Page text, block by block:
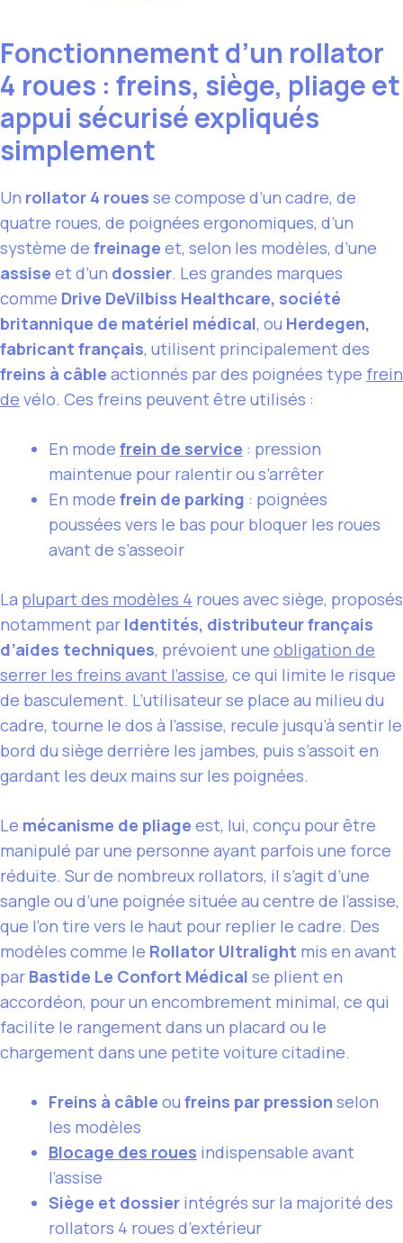
Fonctionnement d’un rollator
4 roues : freins, siège, pliage et
appui sécurisé expliqués
simplement
Un rollator 4 roues se compose d’un cadre, de
quatre roues, de poignées ergonomiques, d’un
système de freinage et, selon les modèles, d’une
assise et d’un dossier. Les grandes marques
comme Drive DeVilbiss Healthcare, société
britannique de matériel médical, ou Herdegen,
fabricant français, utilisent principalement des
freins à câble actionnés par des poignées type frein
de vélo. Ces freins peuvent être utilisés :
En mode frein de service : pression
maintenue pour ralentir ou s’arrêter
En mode frein de parking : poignées
poussées vers le bas pour bloquer les roues
avant de s’asseoir
La plupart des modèles 4 roues avec siège, proposés
notamment par Identités, distributeur français
d’aides techniques, prévoient une obligation de
serrer les freins avant l’assise, ce qui limite le risque
de basculement. L’utilisateur se place au milieu du
cadre, tourne le dos à l’assise, recule jusqu’à sentir le
bord du siège derrière les jambes, puis s’assoit en
gardant les deux mains sur les poignées.
Le mécanisme de pliage est, lui, conçu pour être
manipulé par une personne ayant parfois une force
réduite. Sur de nombreux rollators, il s’agit d’une
sangle ou d’une poignée située au centre de l’assise,
que l’on tire vers le haut pour replier le cadre. Des
modèles comme le Rollator Ultralight mis en avant
par Bastide Le Confort Médical se plient en
accordéon, pour un encombrement minimal, ce qui
facilite le rangement dans un placard ou le
chargement dans une petite voiture citadine.
Freins à câble ou freins par pression selon
les modèles
Blocage des roues indispensable avant
l’assise
Siège et dossier intégrés sur la majorité des
rollators 4 roues d’extérieur